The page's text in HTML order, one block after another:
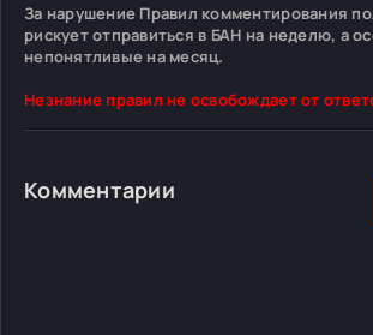
За нарушение Правил комментирования
рискует отправиться в БАН на неделю, а
непонятливые на месяц.
Незнание правил не освобождает от
Комментарии